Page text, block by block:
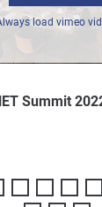
load vimeo
Summit